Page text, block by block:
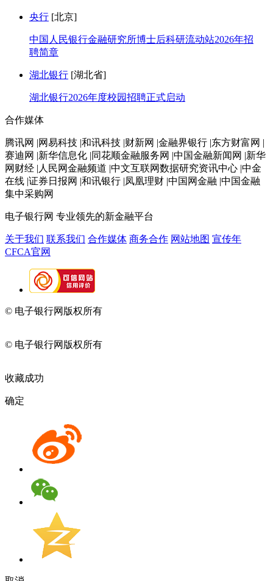
央行 [北京]
中国人民银行金融研究所博士后科研流动站2026年招
聘简章
湖北银行 [湖北省]
湖北银行2026年度校园招聘正式启动
合作媒体
腾讯网 |网易科技 |和讯科技 |财新网 |金融界银行 |东方财富网 |
赛迪网 |新华信息化 |同花顺金融服务网 |中国金融新闻网 |新华
网财经 |人民网金融频道 |中文互联网数据研究资讯中心 |中金
在线 |证券日报网 |和讯银行 |凤凰理财 |中国网金融 |中国金融
集中采购网
电子银行网 专业领先的新金融平台
关于我们 联系我们 合作媒体 商务合作 网站地图 宣传年
CFCA官网
© 电子银行网版权所有
© 电子银行网版权所有
收藏成功
确定